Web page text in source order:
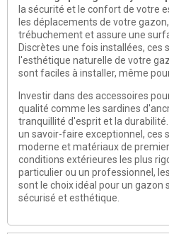
la sécurité et le confort de votre
les déplacements de votre
trébuchement et assure une
Discrètes une fois installées, ces
l'esthétique naturelle de votre
sont faciles à installer, même
Investir dans des accessoires
qualité comme les sardines
tranquillité d'esprit et la
un savoir-faire exceptionnel, ces
moderne et matériaux de
conditions extérieures les plus
particulier ou un professionnel,
sont le choix idéal pour un
sécurisé et esthétique.